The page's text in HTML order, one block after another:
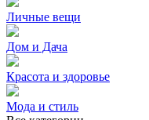
Личные вещи
Дом и Дача
Красота и здоровье
Мода и стиль